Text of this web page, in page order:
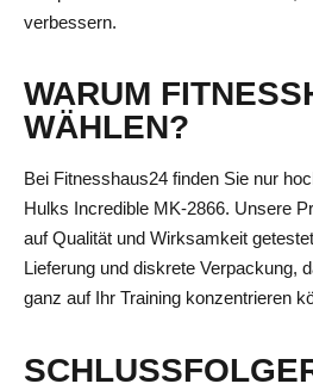
verbessern.
WARUM
WÄHLEN?
Bei Fitnesshaus24 finden Sie nur
Hulks Incredible MK-2866. Unsere
auf Qualität und Wirksamkeit
Lieferung und diskrete Verpackung,
ganz auf Ihr Training konzentrieren